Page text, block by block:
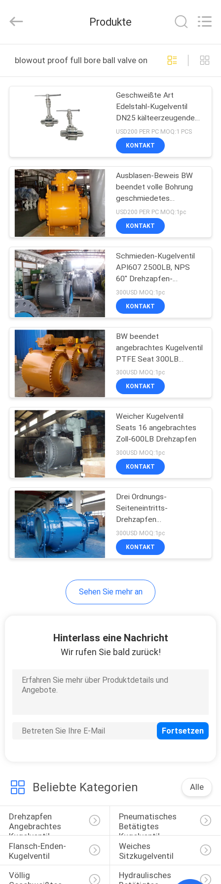
STARTSEITE
PRODUKTE
VIDEOS
UNS
FABRIK
TOUR
QUALITÄTSKONTROLLE
KONTAKT
BLOG
REFERENZEN
SITEMAP
DATENSCHUTZERKLÄRUNG
Management
Services
Rights
Produkte
blowout proof full bore ball valve online manufacture
Geschweißte Art
Edelstahl-Kugelventil
DN25 kälteerzeugendes
für LO2
USD200 PER PC MOQ:1 PCS
KONTAKT
Ausblasen-Beweis BW
beendet volle Bohrung
geschmiedetes
Kugelventil
USD200 PER PC MOQ:1pc
KONTAKT
Schmieden-Kugelventil
API607 2500LB, NPS
60" Drehzapfen-
Kugelkopf-Kugelventil
300USD MOQ:1pc
KONTAKT
BW beendet
angebrachtes Kugelventil
PTFE Seat 300LB
Drehzapfen
300USD MOQ:1pc
KONTAKT
Weicher Kugelventil
Seats 16 angebrachtes
Zoll-600LB Drehzapfen
300USD MOQ:1pc
KONTAKT
Drei Ordnungs-
Seiteneintritts-
Drehzapfen
angebrachtes Ventil des
Stück-SS410
300USD MOQ:1pc
KONTAKT
Sehen Sie mehr an
Hinterlass eine Nachricht
Wir rufen Sie bald zurück!
Beliebte Kategorien Alle
Drehzapfen
Angebrachtes
Kugelventil
Pneumatisches
Betätigtes
Kugelventil
Flansch-Enden-
Kugelventil
Weiches
Sitzkugelventil
Völlig
Hydraulisches